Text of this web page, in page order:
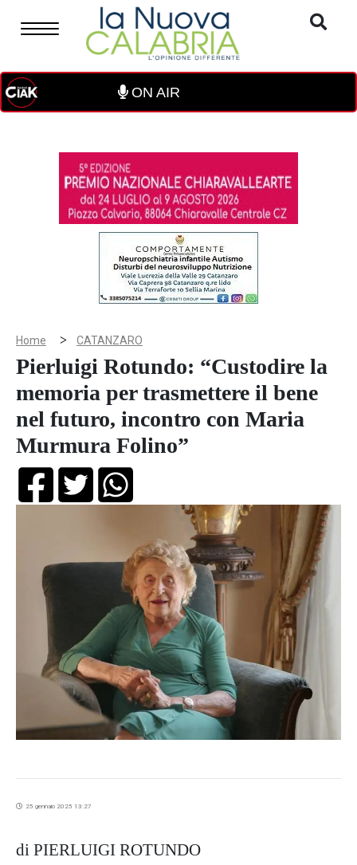
ON AIR
Home > CATANZARO
Pierluigi Rotundo: “Custodire la
memoria per trasmettere il bene
nel futuro, incontro con Maria
Murmura Folino”
25 gennaio 2025 13:27
di PIERLUIGI ROTUNDO